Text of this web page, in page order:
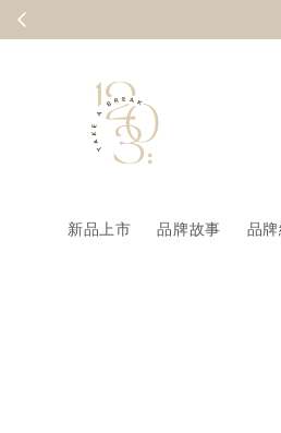
新品上市 品牌故事 品